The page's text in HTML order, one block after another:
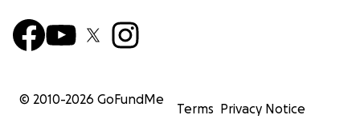
© 2010-2026 GoFundMe
Terms Privacy Notice